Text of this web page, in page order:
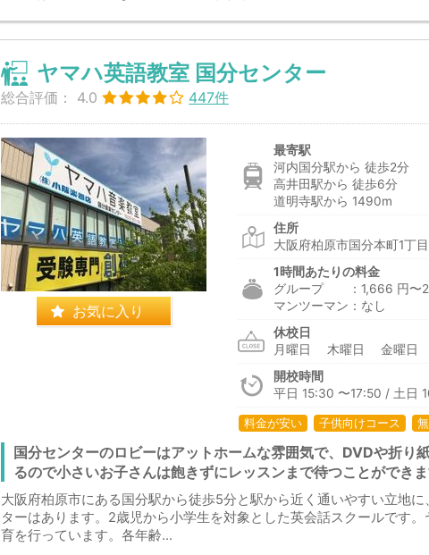
ヤマハ英語教室 国分センター
総合評価： 4.0 447件
お気に入り
最寄駅
河内国分駅から 徒歩2分
高井田駅から 徒歩6分
道明寺駅から 1490m
住所
大阪府柏原市国分本町1丁
1時間あたりの料金
グループ ：1,666 円〜
マンツーマン：なし
休校日
月曜日 木曜日 金曜
開校時間
平日 15:30 〜17:50 / 土日
料金が安い 子供向けコース
国分センターのロビーはアットホームな雰囲気で、DVDや折り
るので小さいお子さんは飽きずにレッスンまで待つことができ
大阪府柏原市にある国分駅から徒歩5分と駅から近く通いやすい立地
ターはあります。2歳児から小学生を対象とした英会話スクールです
育を行っています。各年齢...